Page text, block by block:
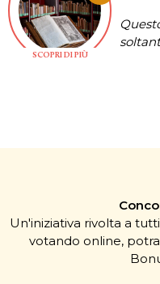
SCOPRI DI PIÙ
Un'iniziativa rivolta a
votando online,